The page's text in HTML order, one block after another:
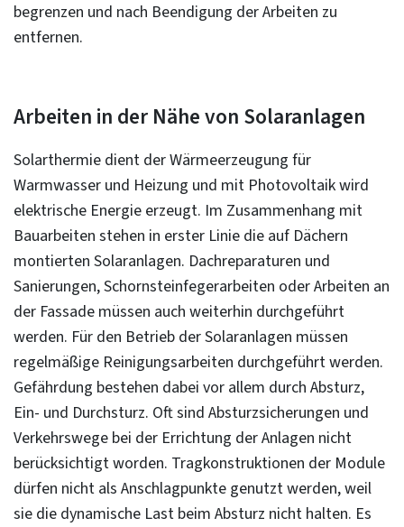
begrenzen und nach Beendigung der Arbeiten zu
entfernen.
Arbeiten in der Nähe von Solaranlagen
Solarthermie dient der Wärmeerzeugung für
Warmwasser und Heizung und mit Photovoltaik wird
elektrische Energie erzeugt. Im Zusammenhang mit
Bauarbeiten stehen in erster Linie die auf Dächern
montierten Solaranlagen. Dachreparaturen und
Sanierungen, Schornsteinfegerarbeiten oder Arbeiten an
der Fassade müssen auch weiterhin durchgeführt
werden. Für den Betrieb der Solaranlagen müssen
regelmäßige Reinigungsarbeiten durchgeführt werden.
Gefährdung bestehen dabei vor allem durch Absturz,
Ein- und Durchsturz. Oft sind Absturzsicherungen und
Verkehrswege bei der Errichtung der Anlagen nicht
berücksichtigt worden. Tragkonstruktionen der Module
dürfen nicht als Anschlagpunkte genutzt werden, weil
sie die dynamische Last beim Absturz nicht halten. Es